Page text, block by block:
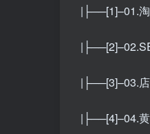
|├──[1]–01.
|├──[3]–03.
|├──[4]–04.